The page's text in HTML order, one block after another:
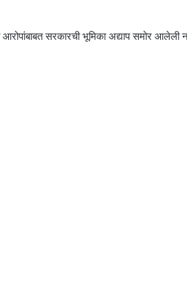
आरोपांबाबत सरकारची भूमिका अद्याप समोर आलेली